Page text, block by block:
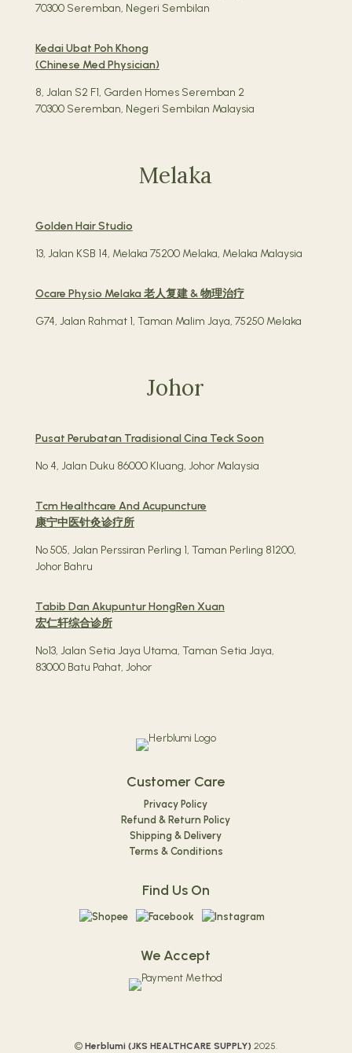
70300 Seremban, Negeri Sembilan
Kedai Ubat Poh Khong
(Chinese Med Physician)
8, Jalan S2 F1, Garden Homes Seremban 2
70300 Seremban, Negeri Sembilan Malaysia
Melaka
Golden Hair Studio
13, Jalan KSB 14, Melaka 75200 Melaka, Melaka Malaysia
Ocare Physio Melaka 老人复建 & 物理治疗
G74, Jalan Rahmat 1, Taman Malim Jaya, 75250 Melaka
Johor
Pusat Perubatan Tradisional Cina Teck Soon
No 4, Jalan Duku 86000 Kluang, Johor Malaysia
Tcm Healthcare And Acupuncture
康宁中医针灸诊疗所
No 505, Jalan Perssiran Perling 1, Taman Perling 81200,
Johor Bahru
Tabib Dan Akupuntur HongRen Xuan
宏仁轩综合诊所
No13, Jalan Setia Jaya Utama, Taman Setia Jaya,
83000 Batu Pahat, Johor
Customer Care
Privacy Policy
Refund & Return Policy
Shipping & Delivery
Terms & Conditions
Find Us On
We Accept
© Herblumi (JKS HEALTHCARE SUPPLY) 2025.